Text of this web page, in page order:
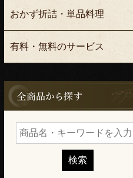
おかず折詰・単品料理
有料・無料のサービス